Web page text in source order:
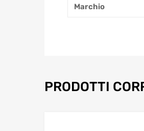
Marchio
PRODOTTI